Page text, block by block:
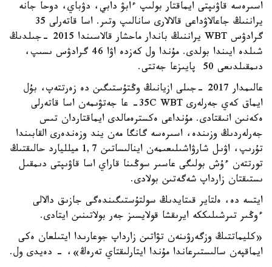
اسىرەسە قاۋىپتى ايماقتار بولىپ ءابۋ دابي، دۋباي، دوحا جانە
يراننىڭ جاعالاۋداعى قالالارى سانالىپ وتىر. اسا قاتەرلى 35
گرادۋس WBT يراننىڭ باندار ماحشار قالاسىندا 2015 -جىلدىڭ
شىلدە ايىندا بولدى. مۇندا ول كەزدە اۋا 46 گرادۋس ىسىپ،
دىمقىلدىعى 50 پايىزعا جەتتى.
عالىمدار 2017 -جىلى ازيانىڭ وڭتۇستىگىن دە زەرتتەپ، بۇل
ايماق كەي جەرلەرى 35C WBT- عا جەتۋىمەن اسا قاتەرلى
ەكەنىن انىقتادى. مۇنداعى ەكسترەمالدى ايماقتاردان تىس
جەرلەردىڭ وزىندە، اسىرەسە گانگا مەن يند وزەندەرى القابىندا
تۇرىپ، اۋىل شارۋاشىلىعىمەن اينالىساتىن 1,7 ميلليارد حالىقتىڭ
تورتتەن ءۇش بولىگى عاسىر سوڭىنا قاراي اسا قاۋىپتى دىمقىل
ىستىقتان زارداپ شەگەتىن بولادى.
ايتسە دە، ەلتاير قىتايدىڭ سولتۇستىگىندەگى جازىق دالالى
ءوڭىر تىرشىلىككە ايرىقشا قولايسىز جەر بولاتىنىن ايتادى.
«كليماتتىڭ وزگەرۋىنەن تۋاتىن زارداپ جوعارىدا ايتىلعان ەكى
ايماقپەن سالىستىرعاندا مۇندا ايتارلىقتاي تەرەڭ»، - دەيدى ول.